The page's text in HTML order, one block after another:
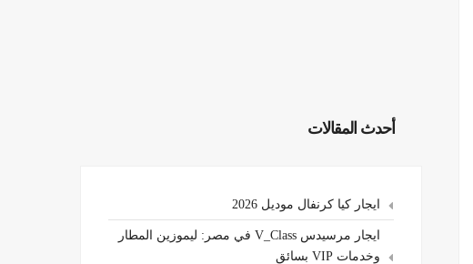
أحدث المقالات
ايجار كيا كرنفال موديل 2026
ايجار مرسيدس V_Class في مصر: ليموزين المطار
وخدمات VIP بسائق